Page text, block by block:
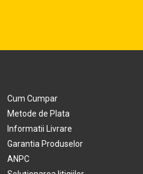
Cum Cumpar
Metode de Plata
Informatii Livrare
Garantia Produselor
ANPC